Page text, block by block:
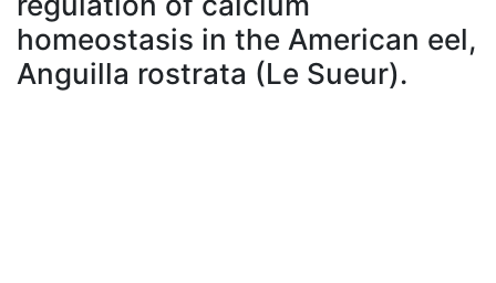
homeostasis in the American eel,
Anguilla rostrata (Le Sueur).